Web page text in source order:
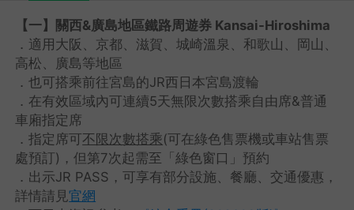
【一】關西&廣島地區鐵路周遊券 Kansai-Hiroshima
．適用大阪、京都、滋賀、城崎溫泉、和歌山、岡山、
高松、廣島等地區
．也可搭乘前往宮島的JR西日本宮島渡輪
．在有效區域內可連續5天無限次數搭乘自由席&普通
車廂指定席
．指定席可不限次數搭乘(可在綠色售票機或車站售票
處預訂)，但第7次起需至「綠色窗口」預約
．出示JR PASS，可享有部分設施、餐廳、交通優惠，
詳情請見官網